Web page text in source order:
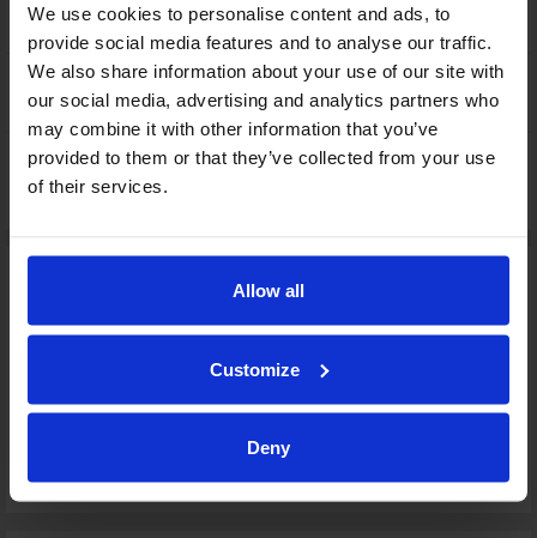
We use cookies to personalise content and ads, to
provide social media features and to analyse our traffic.
We also share information about your use of our site with
our social media, advertising and analytics partners who
may combine it with other information that you’ve
provided to them or that they’ve collected from your use
of their services.
Allow all
Customize
Deny
2 minuuttia
Koukkaaminen
49:50
12 FERNSTRÖM Melvin
Kampitus
12 FERNSTRÖM Melvin
11 PETTERSSON Lucas
26 ZETTERBERG Alexander
Maalivahdit:
9 + 10 + 7 = 26
30 MAURINS Nils
(Vaihto ajassa 33:08 tilanteessa 0-1)
0 + 2 + 10 = 12